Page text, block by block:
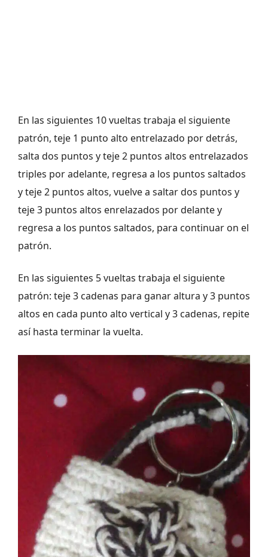
En las siguientes 10 vueltas trabaja el siguiente
patrón, teje 1 punto alto entrelazado por detrás,
salta dos puntos y teje 2 puntos altos entrelazados
triples por adelante, regresa a los puntos saltados
y teje 2 puntos altos, vuelve a saltar dos puntos y
teje 3 puntos altos enrelazados por delante y
regresa a los puntos saltados, para continuar on el
patrón.
En las siguientes 5 vueltas trabaja el siguiente
patrón: teje 3 cadenas para ganar altura y 3 puntos
altos en cada punto alto vertical y 3 cadenas, repite
así hasta terminar la vuelta.